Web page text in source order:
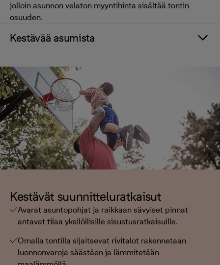
jolloin asunnon velaton myyntihinta sisältää tontin
osuuden.
Kestävää asumista
Kestävät suunnitteluratkaisut
Avarat asuntopohjat ja raikkaan sävyiset pinnat
antavat tilaa yksilöllisille sisustusratkaisuille.
Omalla tontilla sijaitsevat rivitalot rakennetaan
luonnonvaroja säästäen ja lämmitetään